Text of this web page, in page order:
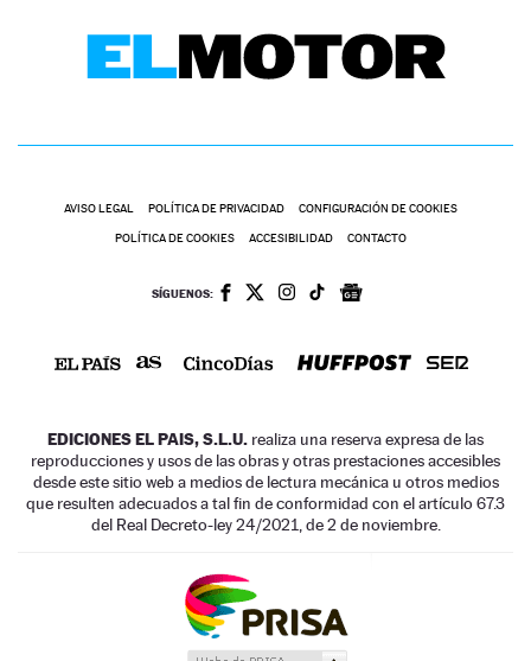
AVISO LEGAL POLÍTICA DE PRIVACIDAD CONFIGURACIÓN DE COOKIES
POLÍTICA DE COOKIES ACCESIBILIDAD CONTACTO
SÍGUENOS:
EDICIONES EL PAIS, S.L.U. realiza una reserva expresa de las
reproducciones y usos de las obras y otras prestaciones accesibles
desde este sitio web a medios de lectura mecánica u otros medios
que resulten adecuados a tal fin de conformidad con el artículo 67.3
del Real Decreto-ley 24/2021, de 2 de noviembre.